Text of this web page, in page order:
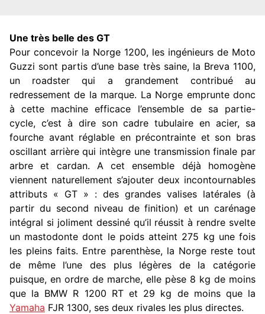
Une très belle des GT
Pour concevoir la Norge 1200, les ingénieurs de Moto
Guzzi sont partis d’une base très saine, la Breva 1100,
un roadster qui a grandement contribué au
redressement de la marque. La Norge emprunte donc
à cette machine efficace l’ensemble de sa partie-
cycle, c’est à dire son cadre tubulaire en acier, sa
fourche avant réglable en précontrainte et son bras
oscillant arrière qui intègre une transmission finale par
arbre et cardan. A cet ensemble déjà homogène
viennent naturellement s’ajouter deux incontournables
attributs « GT » : des grandes valises latérales (à
partir du second niveau de finition) et un carénage
intégral si joliment dessiné qu’il réussit à rendre svelte
un mastodonte dont le poids atteint 275 kg une fois
les pleins faits. Entre parenthèse, la Norge reste tout
de même l’une des plus légères de la catégorie
puisque, en ordre de marche, elle pèse 8 kg de moins
que la BMW R 1200 RT et 29 kg de moins que la
Yamaha FJR 1300, ses deux rivales les plus directes.